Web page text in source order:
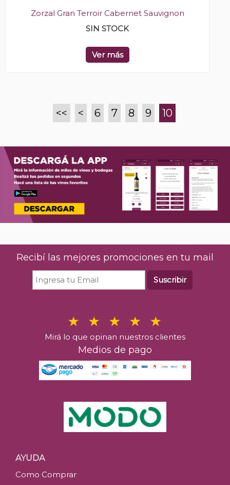
Zorzal Gran Terroir Cabernet Sauvignon
SIN STOCK
Ver más
<< < 6 7 8 9 10
Recibí las mejores promociones en tu mail
Suscribir
Mirá lo que opinan nuestros clientes
Medios de pago
AYUDA
Como Comprar